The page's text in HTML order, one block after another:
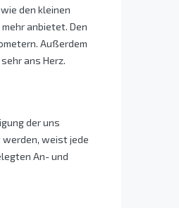
den kleinen
anbietet. Den
Außerdem
ans Herz.
der uns
weist jede
An- und